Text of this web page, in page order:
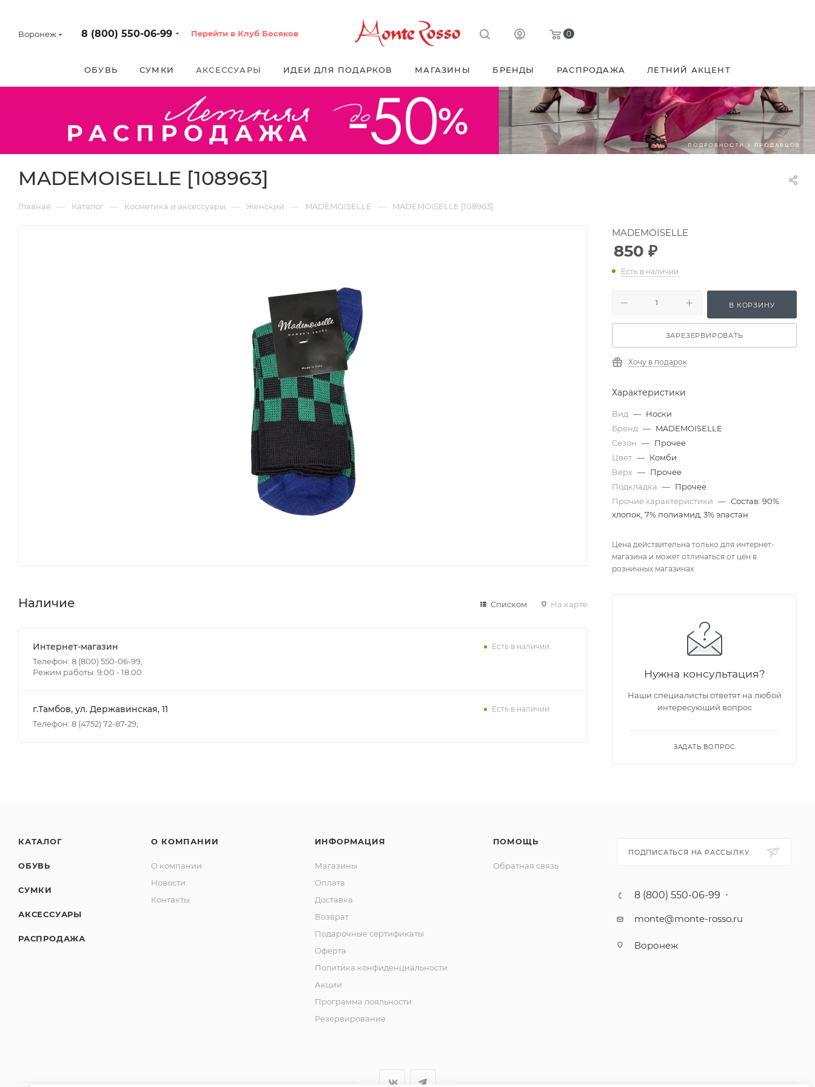
Воронеж 8 (800) 550-06-99 Перейти в Клуб Босяков 0
ОБУВЬ СУМКИ АКСЕССУАРЫ ИДЕИ ДЛЯ ПОДАРКОВ МАГАЗИНЫ БРЕНДЫ РАСПРОДАЖА ЛЕТНИЙ АКЦЕНТ
MADEMOISELLE [108963]
Главная — Каталог — Косметика и аксессуары — Женский — MADEMOISELLE — MADEMOISELLE [108963]
Наличие Списком На карте
Интернет-магазин
Телефон: 8 (800) 550-06-99,
Режим работы: 9:00 - 18:00
Есть в наличии
г.Тамбов, ул. Державинская, 11
Телефон: 8 (4752) 72-87-29,
Есть в наличии
MADEMOISELLE
850 ₽
Есть в наличии
В КОРЗИНУ
ЗАРЕЗЕРВИРОВАТЬ
Хочу в подарок
Характеристики
Вид — Носки
Бренд — MADEMOISELLE
Сезон — Прочее
Цвет — Комби
Верх — Прочее
Подкладка — Прочее
Прочие характеристики — Состав: 90%
хлопок, 7% полиамид, 3% эластан
Цена действительна только для интернет-
магазина и может отличаться от цен в
розничных магазинах
Нужна консультация?
Наши специалисты ответят на любой
интересующий вопрос
ЗАДАТЬ ВОПРОС
КАТАЛОГ
ОБУВЬ
СУМКИ
АКСЕССУАРЫ
РАСПРОДАЖА
О КОМПАНИИ
О компании
Новости
Контакты
ИНФОРМАЦИЯ
Магазины
Оплата
Доставка
Возврат
Подарочные сертификаты
Оферта
Политика конфиденциальности
Акции
Программа лояльности
Резервирование
ПОМОЩЬ
Обратная связь
ПОДПИСАТЬСЯ НА РАССЫЛКУ
8 (800) 550-06-99
monte@monte-rosso.ru
Воронеж